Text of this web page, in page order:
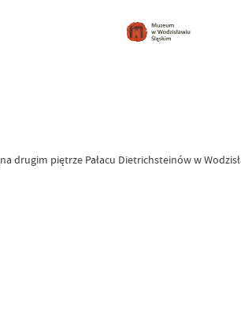
drugim piętrze Pałacu Dietrichsteinów w